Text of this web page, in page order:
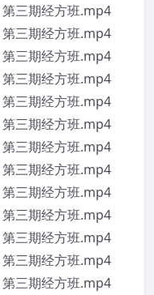
第三期经方班.mp4
第三期经方班.mp4
第三期经方班.mp4
第三期经方班.mp4
第三期经方班.mp4
第三期经方班.mp4
第三期经方班.mp4
第三期经方班.mp4
第三期经方班.mp4
第三期经方班.mp4
第三期经方班.mp4
第三期经方班.mp4
第三期经方班.mp4